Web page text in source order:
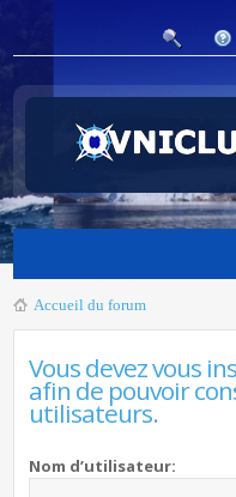
Accueil du forum
Vous devez vous
afin de pouvoir
utilisateurs.
Nom d’utilisateur: